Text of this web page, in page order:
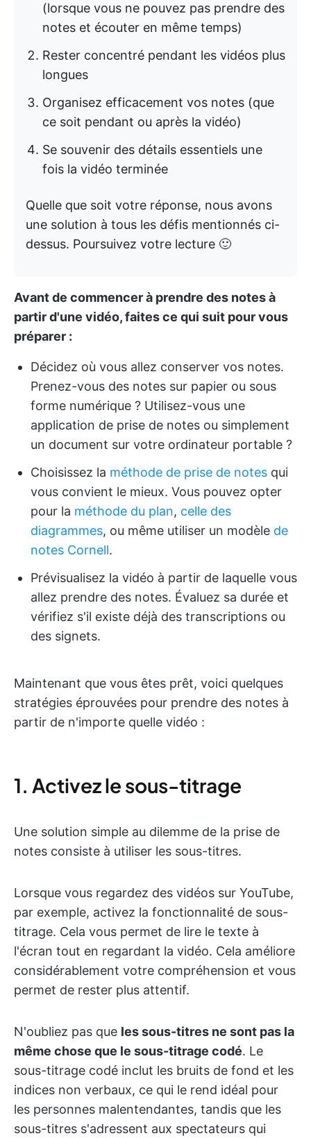
(lorsque vous ne pouvez pas prendre des
notes et écouter en même temps)
Rester concentré pendant les vidéos plus
longues
Organisez efficacement vos notes (que
ce soit pendant ou après la vidéo)
Se souvenir des détails essentiels une
fois la vidéo terminée
Quelle que soit votre réponse, nous avons
une solution à tous les défis mentionnés ci-
dessus. Poursuivez votre lecture 🙂
Avant de commencer à prendre des notes à
partir d'une vidéo, faites ce qui suit pour vous
préparer :
Décidez où vous allez conserver vos notes.
Prenez-vous des notes sur papier ou sous
forme numérique ? Utilisez-vous une
application de prise de notes ou simplement
un document sur votre ordinateur portable ?
Choisissez la méthode de prise de notes qui
vous convient le mieux. Vous pouvez opter
pour la méthode du plan, celle des
diagrammes, ou même utiliser un modèle de
notes Cornell.
Prévisualisez la vidéo à partir de laquelle vous
allez prendre des notes. Évaluez sa durée et
vérifiez s'il existe déjà des transcriptions ou
des signets.
Maintenant que vous êtes prêt, voici quelques
stratégies éprouvées pour prendre des notes à
partir de n'importe quelle vidéo :
1. Activez le sous-titrage
Une solution simple au dilemme de la prise de
notes consiste à utiliser les sous-titres.
Lorsque vous regardez des vidéos sur YouTube,
par exemple, activez la fonctionnalité de sous-
titrage. Cela vous permet de lire le texte à
l'écran tout en regardant la vidéo. Cela améliore
considérablement votre compréhension et vous
permet de rester plus attentif.
N'oubliez pas que les sous-titres ne sont pas la
même chose que le sous-titrage codé. Le
sous-titrage codé inclut les bruits de fond et les
indices non verbaux, ce qui le rend idéal pour
les personnes malentendantes, tandis que les
sous-titres s'adressent aux spectateurs qui